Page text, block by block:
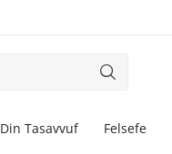
Din Tasavvuf Felsefe